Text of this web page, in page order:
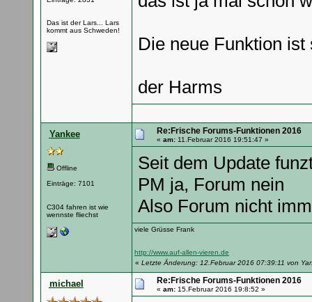
Das ist der Lars... Lars
kommt aus Schweden!
Die neue Funktion
der Harms
Yankee
Offline
Einträge: 7101
C304 fahren ist wie
wennste fliechst
Re:Frische Forums-Funktionen 2016
« am:11.Februar 2016 19:51:47 »
Seit dem Update
PM ja, Forum nein
Also Forum nicht
viele Grüsse Frank
http://www.auf-allen-vieren.de
« Letzte Änderung: 12.Februar 2016 07:39:11 von
michael Re:Frische Forums-Funktionen 2016
« am:15.Februar 2016 19:8:52 »